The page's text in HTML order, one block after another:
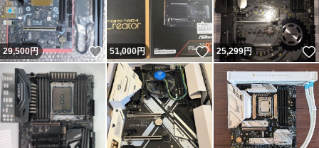
29,500円 いいね！
51,000円 いいね！
25,299円